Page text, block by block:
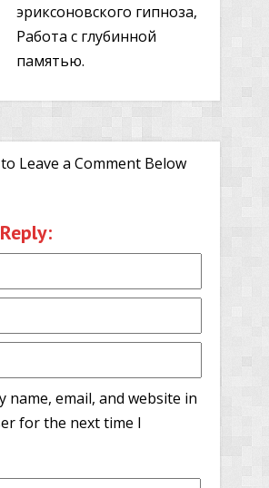
эриксоновского гипноза,
Работа с глубинной
памятью.
Leave a Comment Below
name, email, and website in
for the next time I